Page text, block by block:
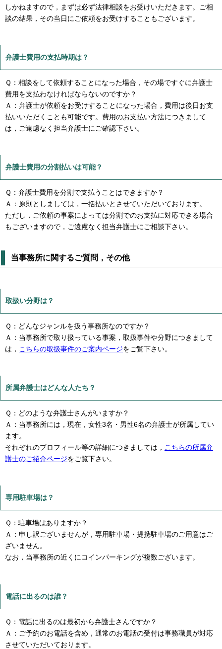
しかねますので，まずは必ず法律相談をお受けいただきます。ご相
談の結果，その当日にご依頼をお受けすることもございます。
弁護士費用の支払時期は？
Ｑ：相談をして依頼することになった場合，その場ですぐに弁護士
費用を支払わなければならないのですか？
Ａ：弁護士が依頼をお受けすることになった場合，費用は後日お支
払いいただくことも可能です。費用のお支払い方法につきまして
は，ご遠慮なく担当弁護士にご確認下さい。
弁護士費用の分割払いは可能？
Ｑ：弁護士費用を分割で支払うことはできますか？
Ａ：原則としましては，一括払いとさせていただいております。
ただし，ご依頼の事案によっては分割でのお支払に対応できる場合
もございますので，ご遠慮なく担当弁護士にご相談下さい。
当事務所に関するご質問，その他
取扱い分野は？
Ｑ：どんなジャンルを扱う事務所なのですか？
Ａ：当事務所で取り扱っている事案，取扱事件や分野につきまして
は， こちらの取扱事件のご案内ページをご覧下さい。
所属弁護士はどんな人たち？
Ｑ：どのような弁護士さんがいますか？
Ａ：当事務所には，現在，女性3名・男性6名の弁護士が所属してい
ます。
それぞれのプロフィール等の詳細につきましては， こちらの所属弁
護士のご紹介ページをご覧下さい。
専用駐車場は？
Ｑ：駐車場はありますか？
Ａ：申し訳ございませんが，専用駐車場・提携駐車場のご用意はご
ざいません。
なお，当事務所の近くにコインパーキングが複数ございます。
電話に出るのは誰？
Ｑ：電話に出るのは最初から弁護士さんですか？
Ａ：ご予約のお電話を含め，通常のお電話の受付は事務職員が対応
させていただいております。